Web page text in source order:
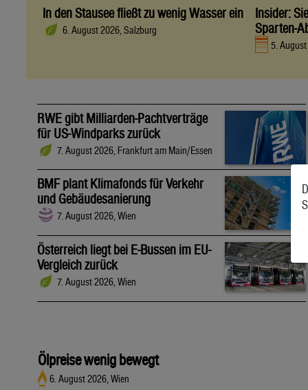
In den Stausee fließt zu wenig Wasser ein
6. August 2026, Salzburg
Insider:
Sparten-
5.
RWE gibt Milliarden-Pachtverträge
für US-Windparks zurück
7. August 2026, Frankfurt am Main/Essen
BMF plant Klimafonds für Verkehr
und Gebäudesanierung
7. August 2026, Wien
Österreich liegt bei E-Bussen im EU-
Vergleich zurück
7. August 2026, Wien
Ölpreise wenig bewegt
6. August 2026, Wien